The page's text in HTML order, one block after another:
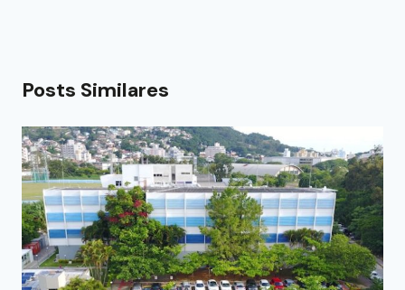
Posts Similares